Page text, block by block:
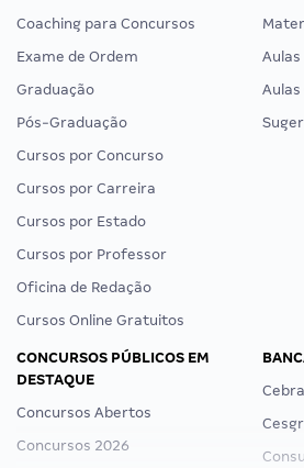
Coaching para Concursos
Exame de Ordem
Graduação
Pós-Graduação
Cursos por Concurso
Cursos por Carreira
Cursos por Estado
Cursos por Professor
Oficina de Redação
Cursos Online Gratuitos
Aulas
CONCURSOS PÚBLICOS EM
DESTAQUE
Concursos Abertos
Concursos 2026